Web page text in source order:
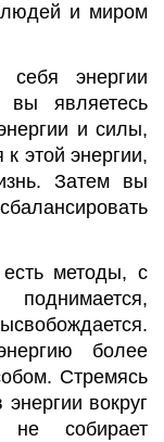
и миром
энергии
являетесь
и силы,
этой энергии,
Затем вы
есть методы, с
более
Стремясь
вокруг
собирает